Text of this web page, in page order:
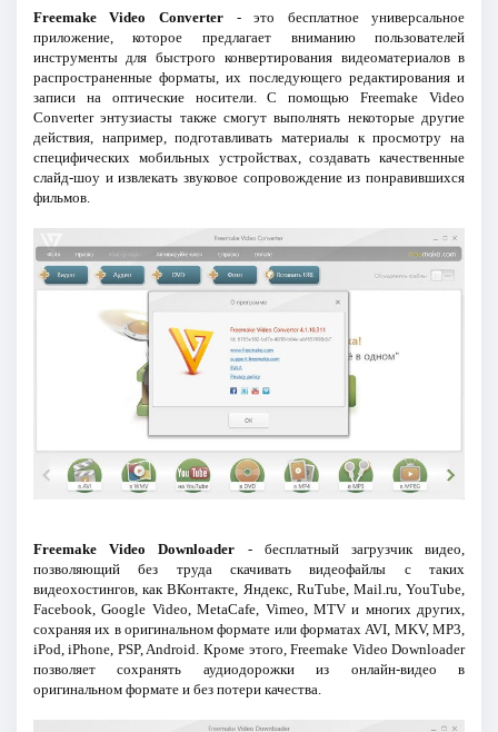
Freemake Video Converter- это бесплатное универсальное
приложение, которое предлагает вниманию пользователей
инструменты для быстрого конвертирования видеоматериалов в
распространенные форматы, их последующего редактирования и
записи на оптические носители. С помощью Freemake Video
Converter энтузиасты также смогут выполнять некоторые другие
действия, например, подготавливать материалы к просмотру на
специфических мобильных устройствах, создавать качественные
слайд-шоу и извлекать звуковое сопровождение из понравившихся
фильмов.
Freemake Video Downloader - бесплатный загрузчик видео,
позволяющий без труда скачивать видеофайлы с таких
видеохостингов, как ВКонтакте, Яндекс, RuTube, Mail.ru, YouTube,
Facebook, Google Video, MetaCafe, Vimeo, MTV и многих других,
сохраняя их в оригинальном формате или форматах AVI, MKV, MP3,
iPod, iPhone, PSP, Android. Кроме этого, Freemake Video Downloader
позволяет сохранять аудиодорожки из онлайн-видео в
оригинальном формате и без потери качества.